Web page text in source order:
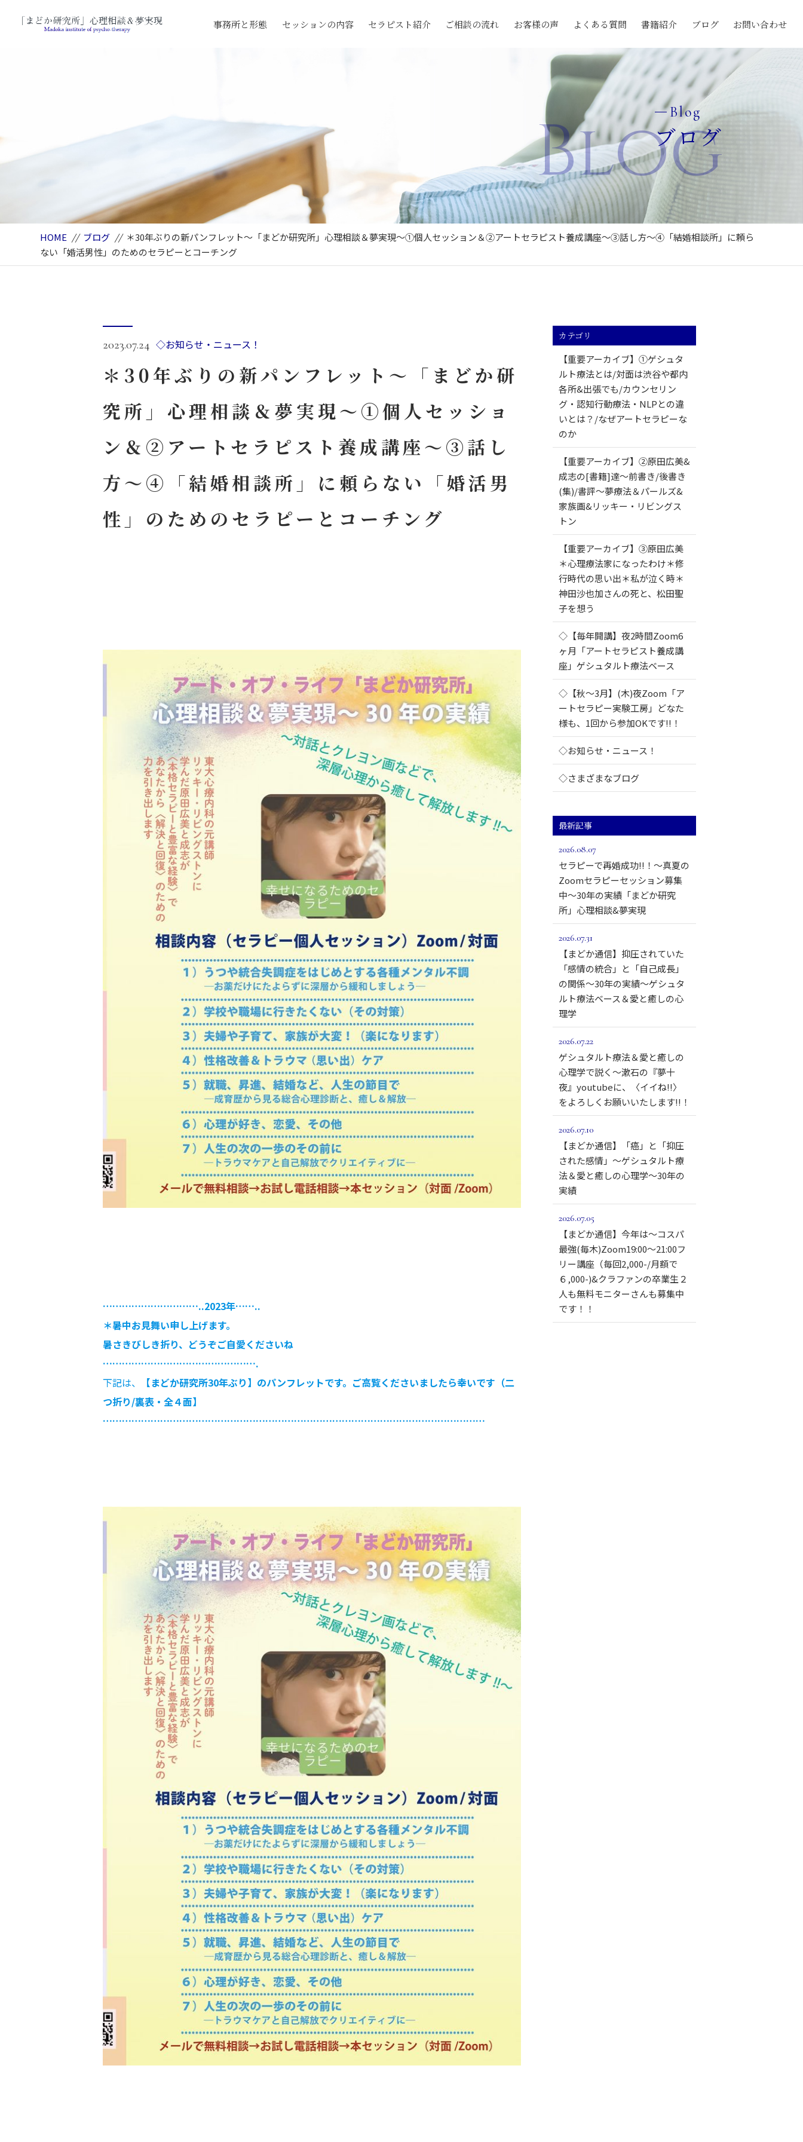
事務所と形態 セッションの内容 セラピスト紹介 ご相談の流れ お客様の声 よくある質問 書籍紹介 ブログ お問い合わせ
Blog
ブログ
Blog
HOME // ブログ // ＊30年ぶりの新パンフレット～「まどか研究所」心理相談＆夢実現～①個人セッション＆②アートセラピスト養成講座～③話し方～④「結婚相談所」に頼ら
ない「婚活男性」のためのセラピーとコーチング
2023.07.24 ◇お知らせ・ニュース！
＊30年ぶりの新パンフレット～「まどか研
究所」心理相談＆夢実現～①個人セッショ
ン＆②アートセラピスト養成講座～③話し
方～④「結婚相談所」に頼らない「婚活男
性」のためのセラピーとコーチング
…………………………..2023年……..
＊暑中お見舞い申し上げます。
暑さきびしき折り、どうぞご自愛くださいね
………………………………………….
下記は、
【まどか研究所30年ぶり】のパンフレットです。ご高覧くださいましたら幸いです（二
つ折り/裏表・全４面】
…………………………………………………………………………………………………………
カテゴリ
【重要アーカイブ】①ゲシュタ
ルト療法とは/対面は渋谷や都内
各所&出張でも/カウンセリン
グ・認知行動療法・NLPとの違
いとは？/なぜアートセラピーな
のか
【重要アーカイブ】②原田広美&
成志の[書籍]達～前書き/後書き
(集)/書評～夢療法＆パールズ&
家族画&リッキー・リビングス
トン
【重要アーカイブ】③原田広美
＊心理療法家になったわけ＊修
行時代の思い出＊私が泣く時＊
神田沙也加さんの死と、松田聖
子を想う
◇【毎年開講】夜2時間Zoom6
ヶ月「アートセラピスト養成講
座」ゲシュタルト療法ベース
◇【秋～3月】(木)夜Zoom「ア
ートセラピー実験工房」どなた
様も、1回から参加OKです!!！
◇お知らせ・ニュース！
◇さまざまなブログ
最新記事
2026.08.07
セラピーで再婚成功!!！～真夏の
Zoomセラピーセッション募集
中～30年の実績「まどか研究
所」心理相談&夢実現
2026.07.31
【まどか通信】抑圧されていた
「感情の統合」と「自己成長」
の関係～30年の実績～ゲシュタ
ルト療法ベース＆愛と癒しの心
理学
2026.07.22
ゲシュタルト療法＆愛と癒しの
心理学で説く～漱石の『夢十
夜』youtubeに、〈イイね!!〉
をよろしくお願いいたします!!！
2026.07.10
【まどか通信】「癌」と「抑圧
された感情」～ゲシュタルト療
法＆愛と癒しの心理学～30年の
実績
2026.07.05
【まどか通信】今年は～コスパ
最強(毎木)Zoom19:00～21:00フ
リー講座（毎回2,000-/月額で
６,000-)&クラファンの卒業生２
人も無料モニターさんも募集中
です！！